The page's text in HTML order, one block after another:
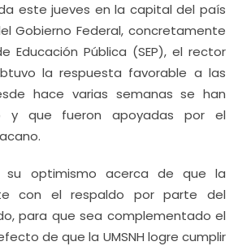
este jueves en la capital del país
Gobierno Federal, concretamente
Educación Pública (SEP), el rector
la respuesta favorable a las
hace varias semanas se han
y que fueron apoyadas por el
su optimismo acerca de que la
con el respaldo por parte del
para que sea complementado el
de que la UMSNH logre cumplir